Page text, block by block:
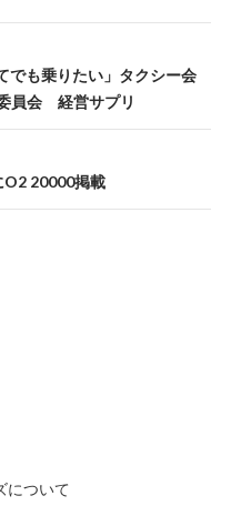
ン
でも乗りたい」タクシー会
員会 経営サプリ
20000掲載
について